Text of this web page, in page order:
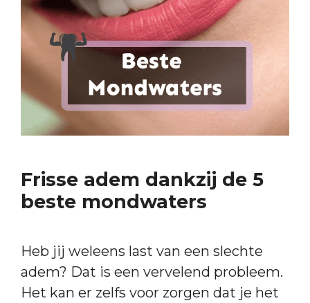
Frisse adem dankzij de 5
beste mondwaters
Heb jij weleens last van een slechte
adem? Dat is een vervelend probleem.
Het kan er zelfs voor zorgen dat je het